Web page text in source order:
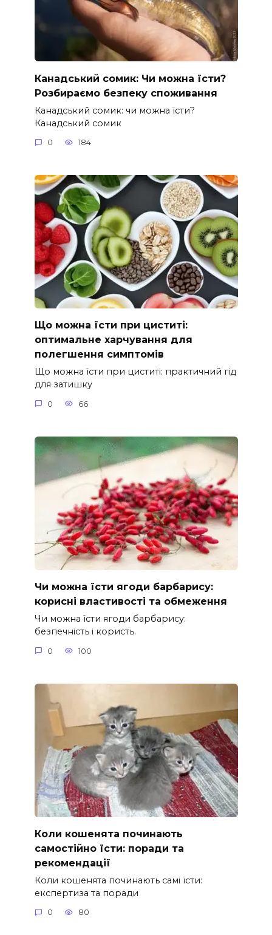
Канадський сомик: Чи можна їсти?
Розбираємо безпеку споживання
Канадський сомик: чи можна їсти?
Канадський сомик
0 184
Що можна їсти при циститі:
оптимальне харчування для
полегшення симптомів
Що можна їсти при циститі: практичний гід
для затишку
0 66
Чи можна їсти ягоди барбарису:
корисні властивості та обмеження
Чи можна їсти ягоди барбарису:
безпечність і користь.
0 100
Коли кошенята починають
самостійно їсти: поради та
рекомендації
Коли кошенята починають самі їсти:
експертиза та поради
0 80